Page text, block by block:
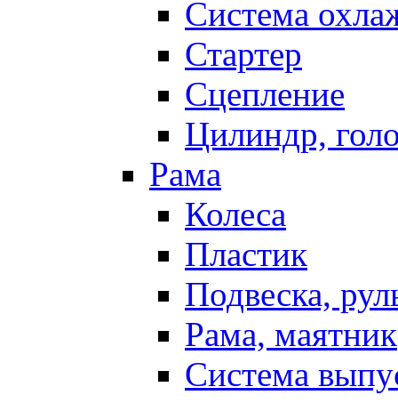
Система
Стартер
Сцепление
Цилиндр,
Рама
Колеса
Пластик
Подвеска,
Рама, маятник
Система